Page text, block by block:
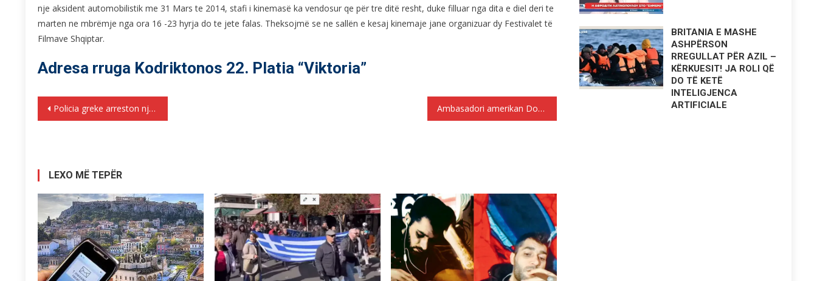
nje aksident automobilistik me 31 Mars te 2014, stafi i kinemasë ka vendosur qe për tre ditë resht, duke filluar nga dita e diel deri te
marten ne mbrëmje nga ora 16 -23 hyrja do te jete falas. Theksojmë se ne sallën e kesaj kinemaje jane organizuar dy Festivalet të
Filmave Shqiptar.
Adresa rruga Kodriktonos 22. Platia “Viktoria”
Lëvizje
Policia greke arreston nje grup kriminal, midis tyre dhe një 21 vjeçare nga Shqiperia Ambasadori amerikan Donald Lu ne Athinë
LEXO MË TEPËR
BRITANIA E MASHE
ASHPËRSON
RREGULLAT PËR AZIL –
KËRKUESIT! JA ROLI QË
DO TË KETË
INTELIGJENCA
ARTIFICIALE